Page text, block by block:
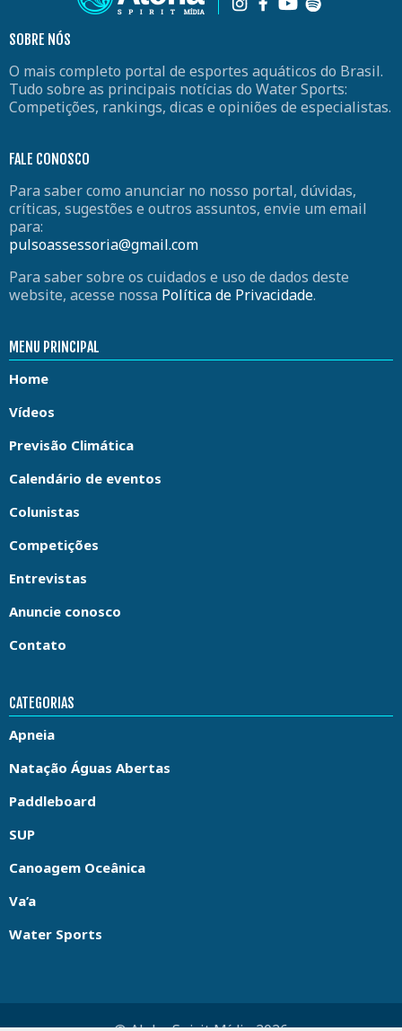
SOBRE NÓS
O mais completo portal de esportes aquáticos do Brasil.
Tudo sobre as principais notícias do Water Sports:
Competições, rankings, dicas e opiniões de especialistas.
FALE CONOSCO
Para saber como anunciar no nosso portal, dúvidas,
críticas, sugestões e outros assuntos, envie um email
para:
pulsoassessoria@gmail.com
Para saber sobre os cuidados e uso de dados deste
website, acesse nossa Política de Privacidade.
MENU PRINCIPAL
Home
Vídeos
Previsão Climática
Calendário de eventos
Colunistas
Competições
Entrevistas
Anuncie conosco
Contato
CATEGORIAS
Apneia
Natação Águas Abertas
Paddleboard
SUP
Canoagem Oceânica
Va’a
Water Sports